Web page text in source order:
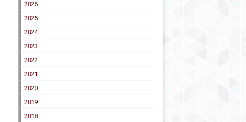
2026
2025
2024
2023
2022
2021
2020
2019
2018